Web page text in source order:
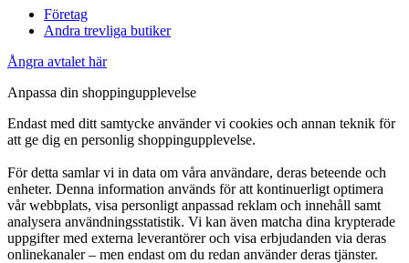
Företag
Andra trevliga butiker
Ångra avtalet här
Anpassa din shoppingupplevelse
Endast med ditt samtycke använder vi cookies och annan teknik för
att ge dig en personlig shoppingupplevelse.
För detta samlar vi in data om våra användare, deras beteende och
enheter. Denna information används för att kontinuerligt optimera
vår webbplats, visa personligt anpassad reklam och innehåll samt
analysera användningsstatistik. Vi kan även matcha dina krypterade
uppgifter med externa leverantörer och visa erbjudanden via deras
onlinekanaler – men endast om du redan använder deras tjänster.